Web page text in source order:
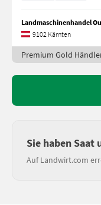
Landmaschinenhandel
9102 Kärnten
Premium Gold
Sie haben Saat
Auf Landwirt.com